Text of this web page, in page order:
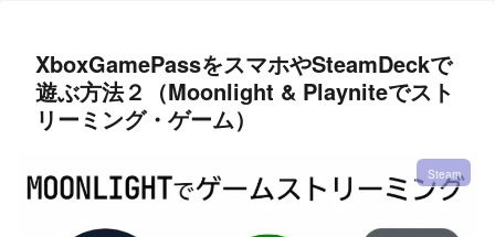
XboxGamePassをスマホやSteamDeckで
遊ぶ方法２（Moonlight & Playniteでスト
リーミング・ゲーム）
Steam